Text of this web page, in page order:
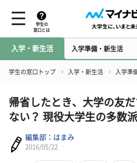
学生の
窓口とは
入学・新生活 入学準備・新生活
学生の窓口トップ 入学・新生活 入学準
帰省したとき、大学の友
ない？ 現役大学生の多数
編集部：はまみ
2016/05/22